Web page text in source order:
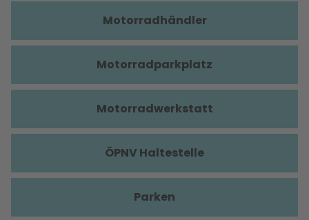
Motorradhändler
Motorradparkplatz
Motorradwerkstatt
ÖPNV Haltestelle
Parken